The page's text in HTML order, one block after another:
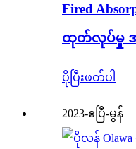
Fired
ထုတ်လုပ်မှု အ
ပိုပြီးဖတ်ပါ
2023-ဧပြီ-မွန်